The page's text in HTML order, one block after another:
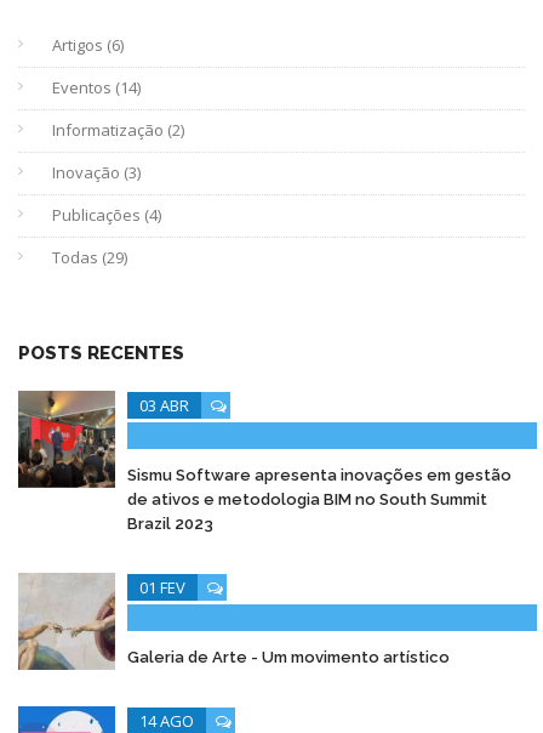
Artigos (6)
Eventos (14)
Informatização (2)
Inovação (3)
Publicações (4)
Todas (29)
POSTS RECENTES
03 ABR
Sismu Software apresenta inovações em gestão
de ativos e metodologia BIM no South Summit
Brazil 2023
01 FEV
Galeria de Arte - Um movimento artístico
14 AGO